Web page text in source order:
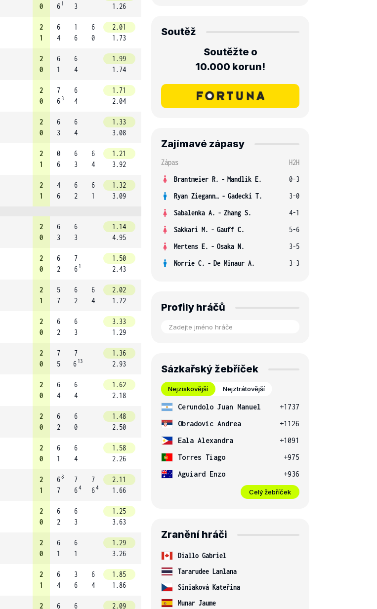
0
6 1
3
1.26
2
1
6
4
1
6
6
0
2.01
1.73
2
0
6
1
6
4
1.99
1.74
2
0
7
6 3
6
4
1.71
2.04
2
0
6
3
6
4
1.33
3.08
2
1
0
6
6
3
6
4
1.21
3.92
2
1
4
6
6
2
6
1
1.32
3.09
2
0
6
3
6
3
1.14
4.95
2
0
6
2
7
6 1
1.50
2.43
2
1
5
7
6
2
6
4
2.02
1.72
2
0
6
2
6
3
3.33
1.29
2
0
7
5
7
6 13
1.36
2.93
2
0
6
4
6
4
1.62
2.18
2
0
6
2
6
0
1.48
2.50
2
0
6
1
6
4
1.58
2.26
2
1
68
7
7
64
7
64
2.11
1.66
2
0
6
2
6
3
1.25
3.63
2
0
6
1
6
1
1.29
3.26
2
1
6
4
3
6
6
4
1.85
1.86
2 6 6 2.09
Soutěž
Soutěžte o
10.000 korun!
Zajímavé zápasy
Zápas
H2H
Brantmeier R. - Mandlik E.
0-3
Ryan Ziegann S. - Gadecki T.
3-0
Sabalenka A. - Zhang S.
4-1
Sakkari M. - Gauff C.
5-6
Mertens E. - Osaka N.
3-5
Norrie C. - De Minaur A. 3-3
Profily hráčů
Sázkařský žebříček
Nejziskovější Nejztrátovější
Cerundolo Juan Manuel
+1737
Obradovic Andrea
+1126
Eala Alexandra
+1091
Torres Tiago
+975
Aguiard Enzo
+936
Celý žebříček
Zranění hráči
Diallo Gabriel
Tararudee Lanlana
Siniaková Kateřina
Munar Jaume